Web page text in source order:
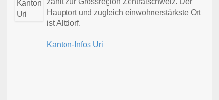
zählt zur Grossregion Zentralschweiz. Der
Hauptort und zugleich einwohnerstärkste Ort
ist Altdorf.
Kanton-Infos Uri